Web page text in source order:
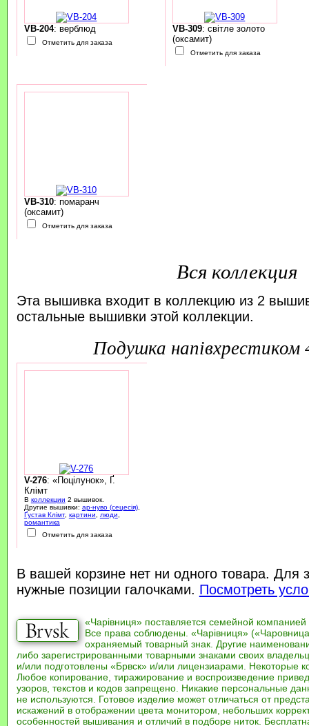
VB-204: верблюд
Отметить для заказа
VB-309: світле золото
(оксамит)
Отметить для заказа
VB-310: помаранч
(оксамит)
Отметить для заказа
Вся коллекция
Эта вышивка входит в коллекцию из 2
остальные вышивки этой коллекции.
подушка
V-276: «Поцілунок», Ґ.
Клімт
В коллекции 2 вышивок.
Другие вышивки: ар-нуво (сецесія),
Ґустав Клімт, картини люди
романтика
Отметить для заказа
В вашей корзине нет ни одного товара. Для
нужные позиции галочками. Посмотреть
«Чарівниця» поставляется семейной компанией
Все права соблюдены. «Чарівниця»
охраняемый товарный знак. Другие
либо зарегистрированными товарными знаками своих
и/или подготовлены «Брвск» и/или лицензиарами. Некоторые
Любое копирование, тиражирование и воспроизведение
узоров, текстов и кодов запрещено. Никакие персональные
не используются. Готовое изделие может отличаться от
искажений в отображении цвета монитором, небольших
особенностей вышивания и отличий в подборе ниток.